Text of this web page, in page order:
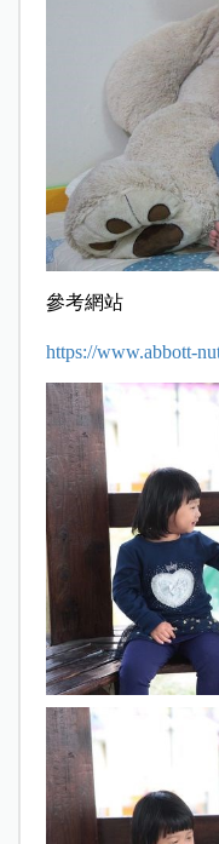
參考網站
https://www.abbott-